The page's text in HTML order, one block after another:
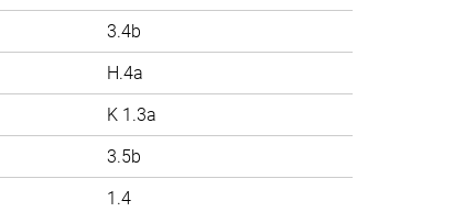
3.4b
H.4a
K 1.3a
3.5b
1.4